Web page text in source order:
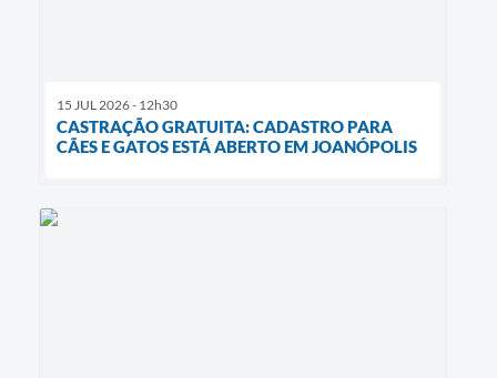
15 JUL 2026 - 12h30
CASTRAÇÃO GRATUITA: CADASTRO PARA
CÃES E GATOS ESTÁ ABERTO EM JOANÓPOLIS